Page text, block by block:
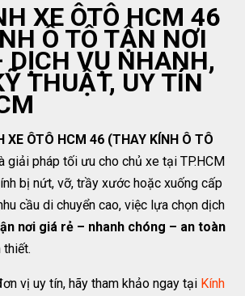
XE ÔTÔ HCM 46
Ô TÔ TẬN NƠI
DỊCH VỤ NHANH,
THUẬT, UY TÍN
XE ÔTÔ HCM 46 (THAY KÍNH Ô TÔ
giải pháp tối ưu cho chủ xe tại TP.HCM
bị nứt, vỡ, trầy xước hoặc xuống cấp
cầu di chuyển cao, việc lựa chọn dịch
nơi giá rẻ – nhanh chóng – an toàn
thiết.
vị uy tín, hãy tham khảo ngay tại Kính